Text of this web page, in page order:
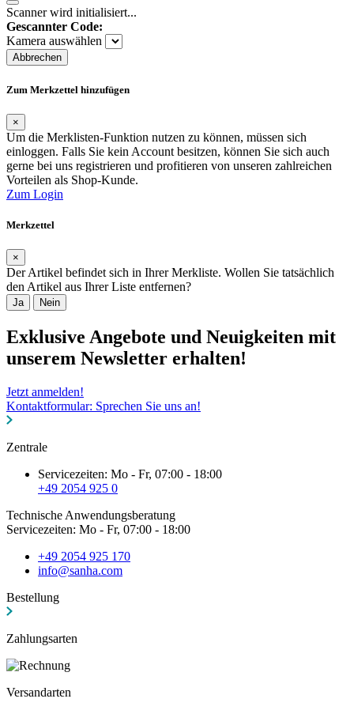
Scanner wird initialisiert...
Gescannter Code:
Kamera auswählen
Abbrechen
Zum Merkzettel hinzufügen
×
Um die Merklisten-Funktion nutzen zu können, müssen sich
einloggen. Falls Sie kein Account besitzen, können Sie sich auch
gerne bei uns registrieren und profitieren von unseren zahlreichen
Vorteilen als Shop-Kunde.
Zum Login
Merkzettel
×
Der Artikel befindet sich in Ihrer Merkliste. Wollen Sie tatsächlich
den Artikel aus Ihrer Liste entfernen?
Ja Nein
Exklusive Angebote und Neuigkeiten mit
unserem Newsletter erhalten!
Jetzt anmelden!
Kontaktformular: Sprechen Sie uns an!
Zentrale
Servicezeiten: Mo - Fr, 07:00 - 18:00
+49 2054 925 0
Technische Anwendungsberatung
Servicezeiten: Mo - Fr, 07:00 - 18:00
+49 2054 925 170
info@sanha.com
Bestellung
Zahlungsarten
Versandarten